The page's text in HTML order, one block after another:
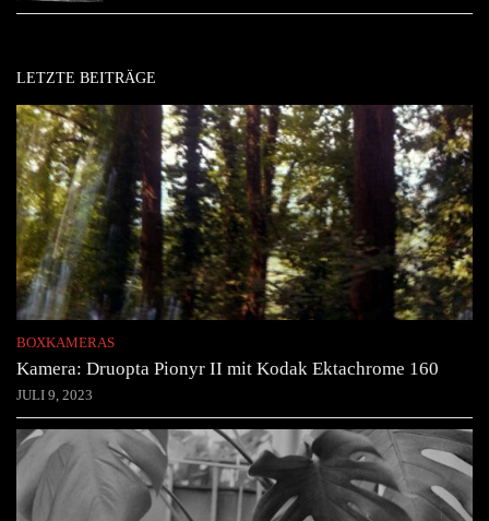
LETZTE BEITRÄGE
BOXKAMERAS
Kamera: Druopta Pionyr II mit Kodak Ektachrome 160
JULI 9, 2023